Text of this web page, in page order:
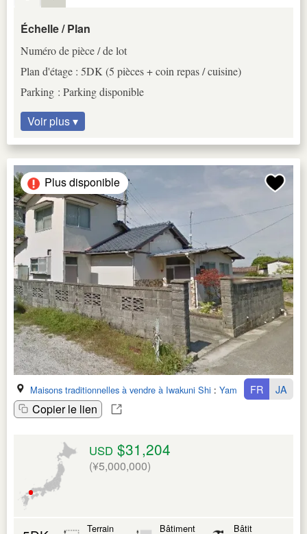
Échelle / Plan
Numéro de pièce / de lot
Plan d'étage : 5DK (5 pièces + coin repas / cuisine)
Parking : Parking disponible
Voir plus ▾
Plus disponible
Maisons traditionnelles à vendre à Iwakuni Shi : Yamaguchi Ken
Copier le lien
FR JA
USD $31,204
(¥5,000,000)
Terrain Bâtiment Bâtit